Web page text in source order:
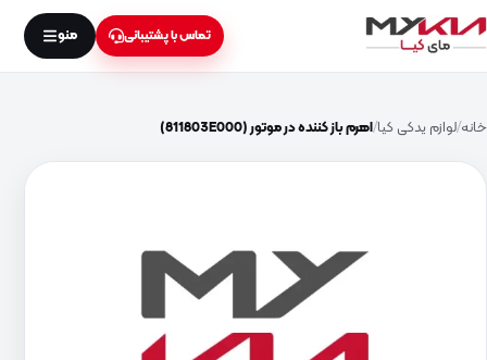
تماس با پشتیبانی منو
خانه لوازم یدکی کیا اهرم باز کننده در موتور (811803E000)